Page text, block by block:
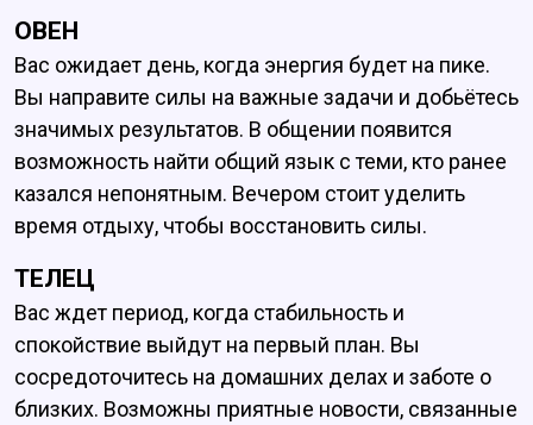
ОВЕН
Вас ожидает день, когда энергия будет на пике.
Вы направите силы на важные задачи и добьётесь
значимых результатов. В общении появится
возможность найти общий язык с теми, кто ранее
казался непонятным. Вечером стоит уделить
время отдыху, чтобы восстановить силы.
ТЕЛЕЦ
Вас ждет период, когда стабильность и
спокойствие выйдут на первый план. Вы
сосредоточитесь на домашних делах и заботе о
близких. Возможны приятные новости, связанные